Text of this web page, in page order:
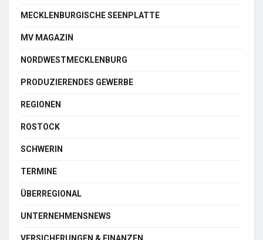
MECKLENBURGISCHE SEENPLATTE
MV MAGAZIN
NORDWESTMECKLENBURG
PRODUZIERENDES GEWERBE
REGIONEN
ROSTOCK
SCHWERIN
TERMINE
ÜBERREGIONAL
UNTERNEHMENSNEWS